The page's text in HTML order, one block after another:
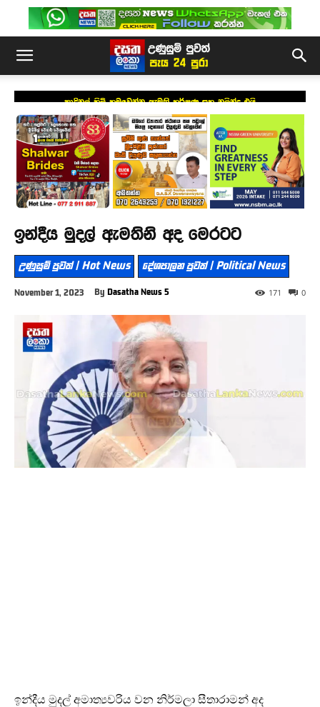
කාදිනල් හිමි හමුවෙන්න ඇමති හර්ෂණ සහ නලින්ද එයි
ඉන්දීය මුදල් ඇමතිනි අද මෙරටට
උණුසුම් පුවත් | Hot News දේශපාලන පුවත් | Political News
November 1, 2023 By Dasatha News 5 0
171
ඉන්දීය මුදල් අමාත්‍යවරිය වන නිර්මලා සීතාරාමන් අද